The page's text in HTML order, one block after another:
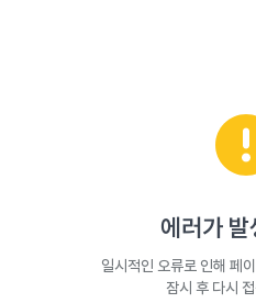
에러가
일시적인 오류로 인해 페
잠시 후 다시